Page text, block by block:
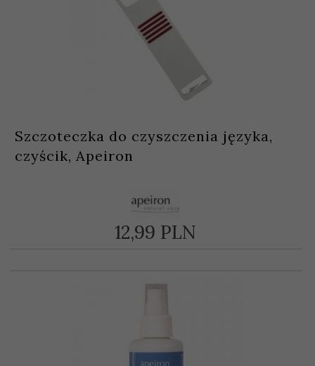
Szczoteczka do czyszczenia języka,
czyścik, Apeiron
12,99 PLN